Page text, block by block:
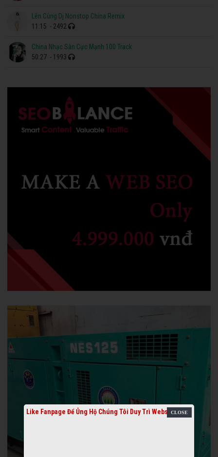
Lên Cùng Dj Nonstop China Remix
11:15 - 2492
China Nhạc Sàn Cực Mạnh 100 Track
50:27 - 1993
Like Fanpage Để Ủng Hộ Chúng Tôi Duy Trì Website